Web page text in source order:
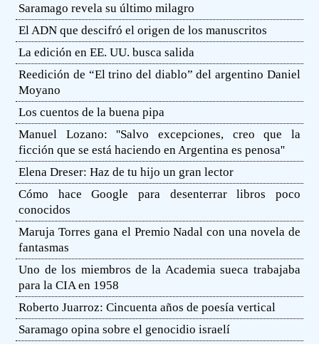
Saramago revela su último milagro
El ADN que descifró el origen de los manuscritos
La edición en EE. UU. busca salida
Reedición de “El trino del diablo” del argentino Daniel
Moyano
Los cuentos de la buena pipa
Manuel Lozano: ''Salvo excepciones, creo que la
ficción que se está haciendo en Argentina es penosa''
Elena Dreser: Haz de tu hijo un gran lector
Cómo hace Google para desenterrar libros poco
conocidos
Maruja Torres gana el Premio Nadal con una novela de
fantasmas
Uno de los miembros de la Academia sueca trabajaba
para la CIA en 1958
Roberto Juarroz: Cincuenta años de poesía vertical
Saramago opina sobre el genocidio israelí